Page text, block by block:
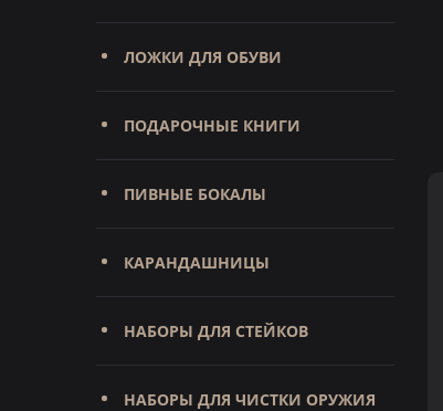
ЛОЖКИ ДЛЯ ОБУВИ
ПОДАРОЧНЫЕ КНИГИ
ПИВНЫЕ БОКАЛЫ
КАРАНДАШНИЦЫ
НАБОРЫ ДЛЯ СТЕЙКОВ
НАБОРЫ ДЛЯ ЧИСТКИ ОРУЖИЯ